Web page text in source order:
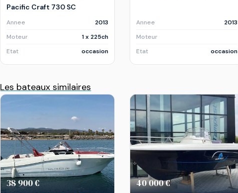
Pacific Craft 730 SC
Annee
2013
Moteur
1 x 225ch
Etat
occasion
Annee
2013
Moteur
Etat
occasion
Les bateaux similaires
38 900 € 40 000 €